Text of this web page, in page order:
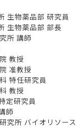
物薬品部 研究員
物薬品部 部長
所 講師
教授
准教授
任研究員
教授
研究員
師
所 バイオリソース